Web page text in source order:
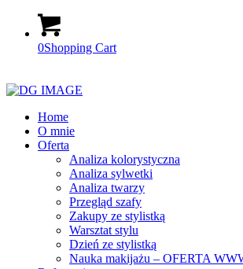
0Shopping Cart
Home
O mnie
Oferta
Analiza kolorystyczna
Analiza sylwetki
Analiza twarzy
Przegląd szafy
Zakupy ze stylistką
Warsztat stylu
Dzień ze stylistką
Nauka makijażu – OFERTA